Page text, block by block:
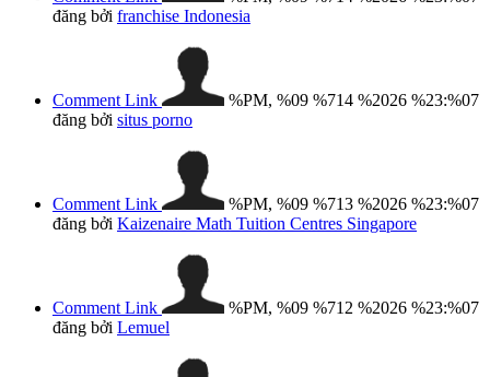
đăng bởi franchise Indonesia
Comment Link
%PM, %09 %714 %2026 %23:%07
đăng bởi situs porno
Comment Link
%PM, %09 %713 %2026 %23:%07
đăng bởi Kaizenaire Math Tuition Centres Singapore
Comment Link
%PM, %09 %712 %2026 %23:%07
đăng bởi Lemuel